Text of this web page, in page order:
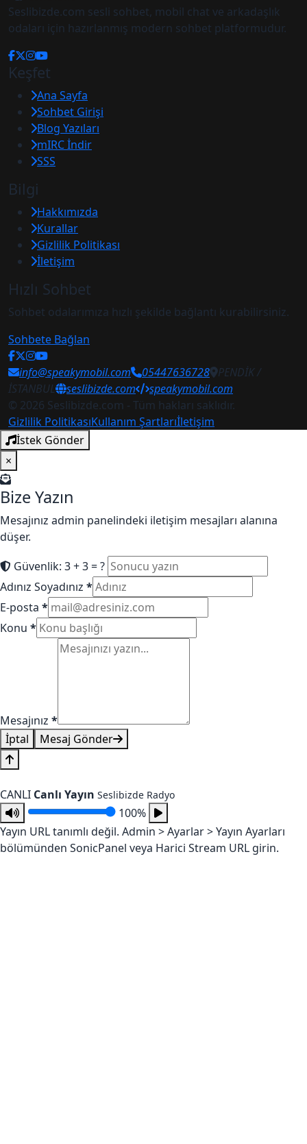
Seslibizde.com sesli sohbet, mobil chat ve arkadaşlık
odaları için hazırlanmış modern sohbet platformudur.
Keşfet
Ana Sayfa
Sohbet Girişi
Blog Yazıları
mIRC İndir
SSS
Bilgi
Hakkımızda
Kurallar
Gizlilik Politikası
İletişim
Hızlı Sohbet
Sohbet odalarımıza hızlı şekilde bağlantı kurabilirsiniz.
Sohbete Bağlan
info@speakymobil.com 05447636728 PENDİK /
İSTANBUL
seslibizde.com
speakymobil.com
© 2026 Seslibizde.com - Tüm hakları saklıdır.
Gizlilik PolitikasıKullanım Şartlarıİletişim
İstek Gönder
×
Bize Yazın
Mesajınız admin panelindeki iletişim mesajları alanına
düşer.
Güvenlik: 3 + 3 = ?
Adınız Soyadınız *
E-posta *
Konu *
Mesajınız *
İptal
Mesaj Gönder
CANLI Canlı Yayın Seslibizde Radyo
100%
Yayın URL tanımlı değil. Admin > Ayarlar > Yayın Ayarları
bölümünden SonicPanel veya Harici Stream URL girin.